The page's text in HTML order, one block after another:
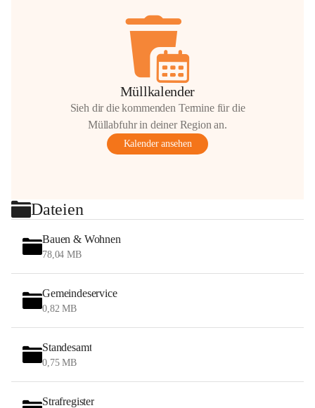
Müllkalender
Sieh dir die kommenden Termine für die
Müllabfuhr in deiner Region an.
Kalender ansehen
Dateien
Bauen & Wohnen
78,04 MB
Gemeindeservice
0,82 MB
Standesamt
0,75 MB
Strafregister